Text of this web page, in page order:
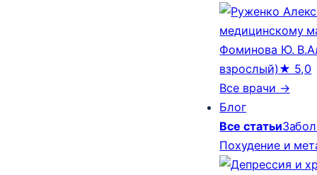
медицинскому
Фоминова Ю. В.
взрослый) ★ 5,0
Все врачи →
Блог
Все статьи
Похудение и